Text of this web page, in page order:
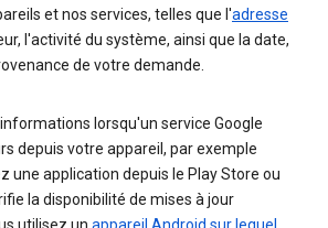
et nos services, telles que l'adresse
l'activité du système, ainsi que la date,
de votre demande.
lorsqu'un service Google
depuis votre appareil, par exemple
une application depuis le Play Store ou
la disponibilité de mises à jour